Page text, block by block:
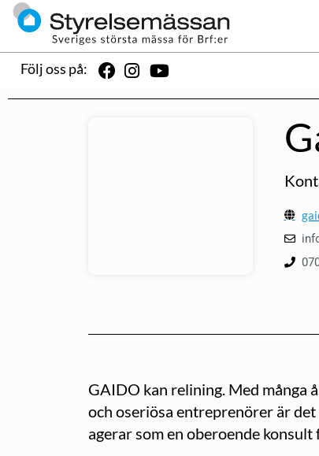
Följ oss på:
GAIDO kan relining. Med många
och oseriösa entreprenörer är
agerar som en oberoende